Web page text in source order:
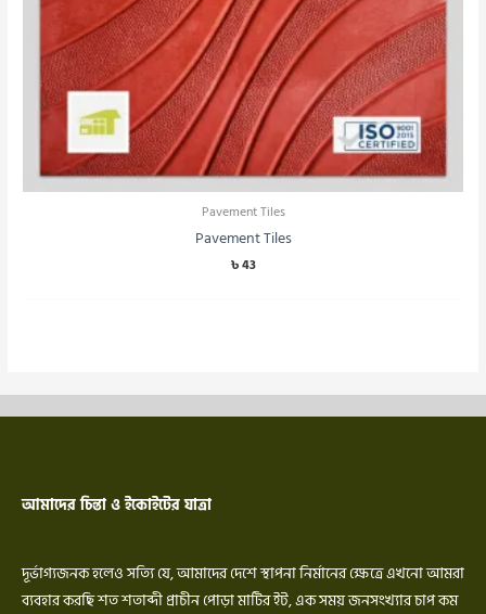
Pavement Tiles
Pavement Tiles
৳43
আমাদের চিন্তা ও ইকোইটের যাত্রা
দূর্ভাগ্যজনক হলেও সত্যি যে, আমাদের দেশে স্থাপনা নির্মানের ক্ষেত্রে এখনো আমরা
ব্যবহার করছি শত শতাব্দী প্রাচীন পোড়া মাটির ইট, এক সময় জনসংখ্যার চাপ কম